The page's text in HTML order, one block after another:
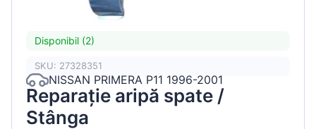
Disponibil (2)
SKU: 27328351
NISSAN PRIMERA P11 1996-2001
Reparație aripă spate /
Stânga